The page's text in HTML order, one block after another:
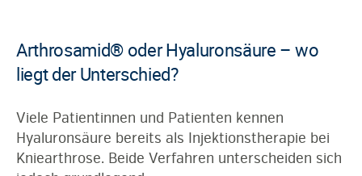
Arthrosamid® oder Hyaluronsäure – wo
liegt der Unterschied?
Viele Patientinnen und Patienten kennen
Hyaluronsäure bereits als Injektionstherapie bei
Kniearthrose. Beide Verfahren unterscheiden sich